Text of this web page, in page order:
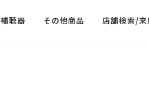
補聴器 その他商品 店舗検索/